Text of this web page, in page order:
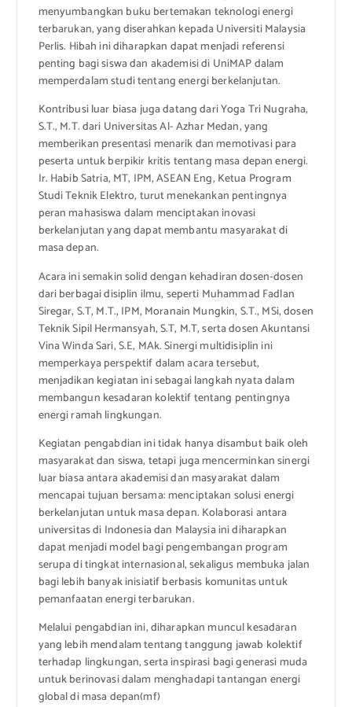
menyumbangkan buku bertemakan teknologi energi
terbarukan, yang diserahkan kepada Universiti Malaysia
Perlis. Hibah ini diharapkan dapat menjadi referensi
penting bagi siswa dan akademisi di UniMAP dalam
memperdalam studi tentang energi berkelanjutan.
Kontribusi luar biasa juga datang dari Yoga Tri Nugraha,
S.T., M.T. dari Universitas Al- Azhar Medan, yang
memberikan presentasi menarik dan memotivasi para
peserta untuk berpikir kritis tentang masa depan energi.
Ir. Habib Satria, MT, IPM, ASEAN Eng, Ketua Program
Studi Teknik Elektro, turut menekankan pentingnya
peran mahasiswa dalam menciptakan inovasi
berkelanjutan yang dapat membantu masyarakat di
masa depan.
Acara ini semakin solid dengan kehadiran dosen-dosen
dari berbagai disiplin ilmu, seperti Muhammad Fadlan
Siregar, S.T, M.T., IPM, Moranain Mungkin, S.T., MSi, dosen
Teknik Sipil Hermansyah, S.T, M.T, serta dosen Akuntansi
Vina Winda Sari, S.E, MAk. Sinergi multidisiplin ini
memperkaya perspektif dalam acara tersebut,
menjadikan kegiatan ini sebagai langkah nyata dalam
membangun kesadaran kolektif tentang pentingnya
energi ramah lingkungan.
Kegiatan pengabdian ini tidak hanya disambut baik oleh
masyarakat dan siswa, tetapi juga mencerminkan sinergi
luar biasa antara akademisi dan masyarakat dalam
mencapai tujuan bersama: menciptakan solusi energi
berkelanjutan untuk masa depan. Kolaborasi antara
universitas di Indonesia dan Malaysia ini diharapkan
dapat menjadi model bagi pengembangan program
serupa di tingkat internasional, sekaligus membuka jalan
bagi lebih banyak inisiatif berbasis komunitas untuk
pemanfaatan energi terbarukan.
Melalui pengabdian ini, diharapkan muncul kesadaran
yang lebih mendalam tentang tanggung jawab kolektif
terhadap lingkungan, serta inspirasi bagi generasi muda
untuk berinovasi dalam menghadapi tantangan energi
global di masa depan(mf)